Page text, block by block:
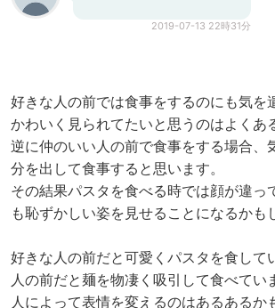
2019-07-13 22時31分
好きな人の前では食事をするのにも気を
かわいく見られてたいと思うのはよくあ
逆に仲のいい人の前で食事をする場合、
分を出して食事すると思います。
その結果パスタを食べる時では顔が違っ
も恥ずかしい姿を見せることになるかも
好きな人の前だと可愛くパスタを食して
人の前だと麺を物凄く吸引して食べてい
人によって表情を変えるのはあるあるか